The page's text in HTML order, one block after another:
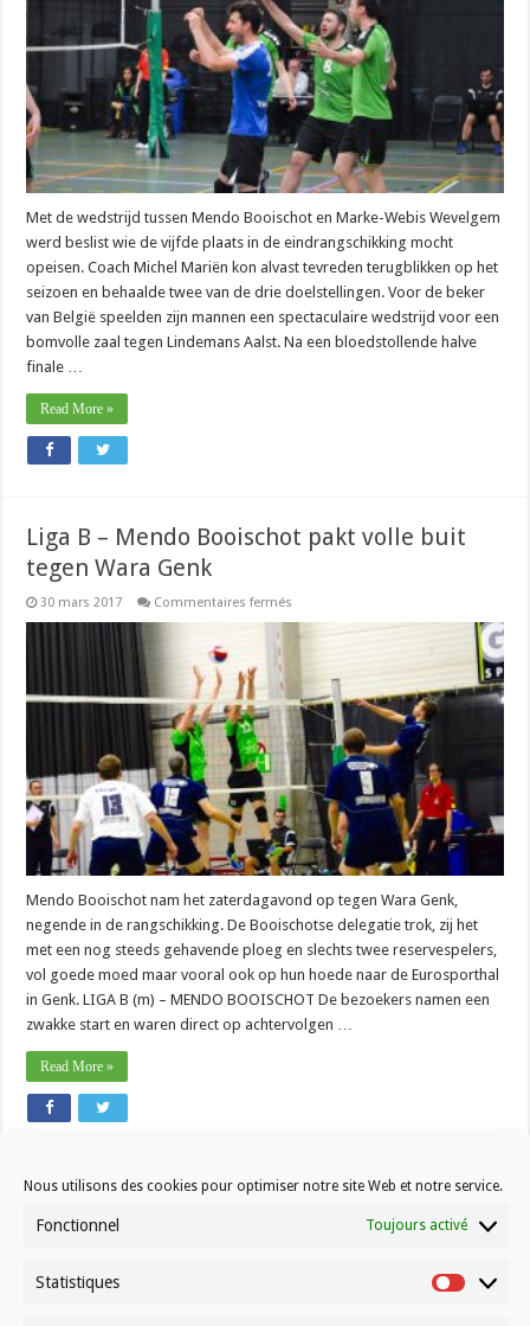
Nous utilisons des cookies pour optimiser notre site Web et notre service.
Fonctionnel Toujours activé
Statistiques
seizoen
af
op
vijfde
plaats
en
wuift
enkele
sterkhouders
uit
Met de wedstrijd tussen Mendo Booischot en Marke-Webis Wevelgem
werd beslist wie de vijfde plaats in de eindrangschikking mocht
opeisen. Coach Michel Mariën kon alvast tevreden terugblikken op het
seizoen en behaalde twee van de drie doelstellingen. Voor de beker
van België speelden zijn mannen een spectaculaire wedstrijd voor een
bomvolle zaal tegen Lindemans Aalst. Na een bloedstollende halve
finale …
Read More »
Liga B – Mendo Booischot pakt volle buit
tegen Wara Genk
30 mars 2017 Commentaires fermés
Booischot
volle
buit
tegen
Genk
Mendo Booischot nam het zaterdagavond op tegen Wara Genk,
negende in de rangschikking. De Booischotse delegatie trok, zij het
met een nog steeds gehavende ploeg en slechts twee reservespelers,
vol goede moed maar vooral ook op hun hoede naar de Eurosporthal
in Genk. LIGA B (m) – MENDO BOOISCHOT De bezoekers namen een
zwakke start en waren direct op achtervolgen …
Read More »
Page 1 of 21
4 20 ... Last »